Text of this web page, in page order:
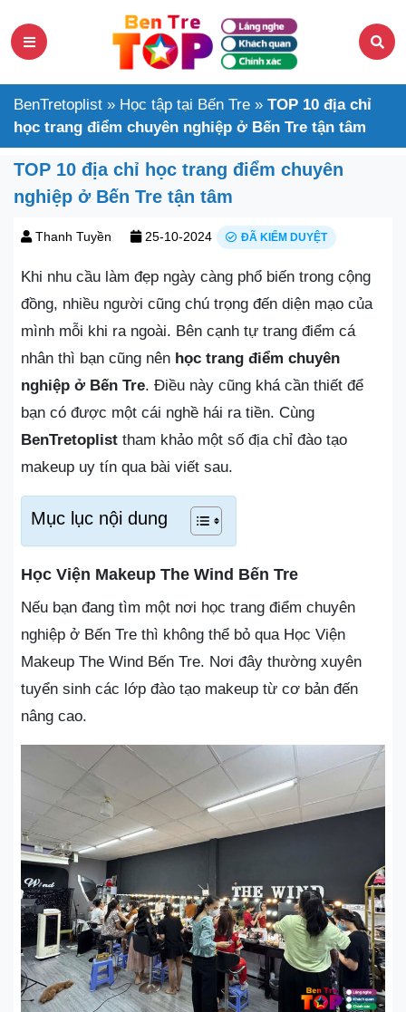
BenTretoplist » Học tập tại Bến Tre » TOP 10 địa chỉ
học trang điểm chuyên nghiệp ở Bến Tre tận tâm
TOP 10 địa chỉ học trang điểm chuyên
nghiệp ở Bến Tre tận tâm
Thanh Tuyền 25-10-2024 ĐÃ KIỂM DUYỆT
Khi nhu cầu làm đẹp ngày càng phổ biến trong cộng
đồng, nhiều người cũng chú trọng đến diện mạo của
mình mỗi khi ra ngoài. Bên cạnh tự trang điểm cá
nhân thì bạn cũng nên học trang điểm chuyên
nghiệp ở Bến Tre. Điều này cũng khá cần thiết để
bạn có được một cái nghề hái ra tiền. Cùng
BenTretoplist tham khảo một số địa chỉ đào tạo
makeup uy tín qua bài viết sau.
Mục lục nội dung
Học Viện Makeup The Wind Bến Tre
Nếu bạn đang tìm một nơi học trang điểm chuyên
nghiệp ở Bến Tre thì không thể bỏ qua Học Viện
Makeup The Wind Bến Tre. Nơi đây thường xuyên
tuyển sinh các lớp đào tạo makeup từ cơ bản đến
nâng cao.